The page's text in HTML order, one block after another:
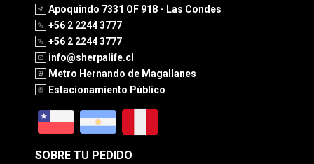
Apoquindo 7331 OF 918 - Las Condes
+56 2 2244 3777
+56 2 2244 3777
info@sherpalife.cl
Metro Hernando de Magallanes
Estacionamiento Público
SOBRE TU PEDIDO